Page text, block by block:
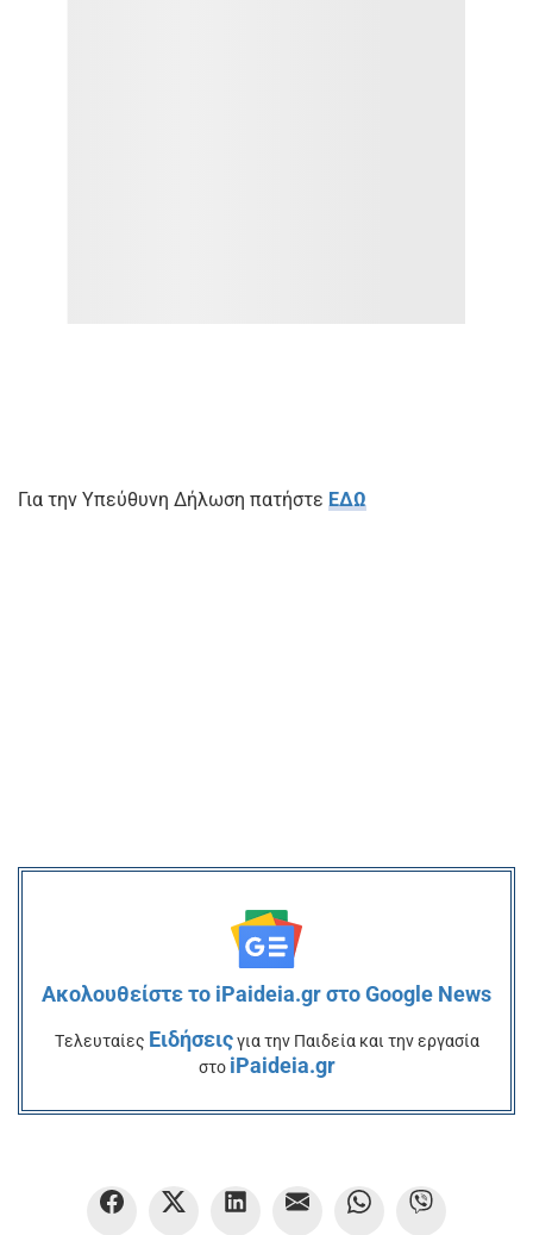
Για την Υπεύθυνη Δήλωση πατήστε ΕΔΩ
Ακολουθείστε το iPaideia.gr στο Google News
Tελευταίες Ειδήσειςγια την Παιδεία και την εργασία
στο iPaideia.gr